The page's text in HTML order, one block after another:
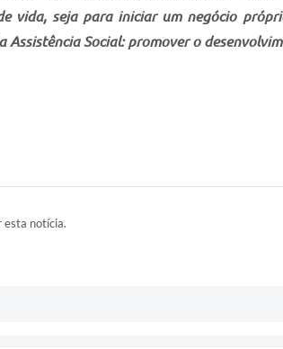
vida, seja para iniciar um negócio
Assistência Social: promover o
esta notícia.